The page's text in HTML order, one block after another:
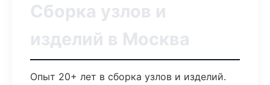
Сборка узлов и
изделий в Москва
Опыт 20+ лет в сборка узлов и изделий.